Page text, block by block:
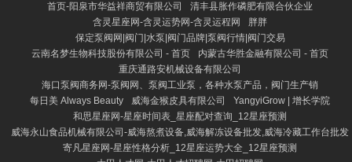
首页-阳泉市华益祥商贸有限公司
清丰县胀作磷肥有限合伙企业
含灵星座网-含灵运势网-含灵运程网
胖胖
保定泵阀网|阀门|水泵|阀门品牌|泵阀行情|阀门交易
云南名梦生物科技股份有限公司 - 首页
内蒙古华胜金融有限公司 - 首页
重庆通路安机械设备有限公司
海口泵阀商务网-泵阀网、泵阀工业泵，各种水泵产品，阀门生产销
每日美 Always Beauty
威海金猴皮具有限公司
YangyiGrow | 增长学院
和思星座网-星座时间表_星座配对查询_12星座预测
威海永山食品机械有限公司-威海熬煮设备,威海解冻设备批发,威海冷藏工作台批发
寄凡星座网-星座性格分析_12星座运势大全_12星座预测